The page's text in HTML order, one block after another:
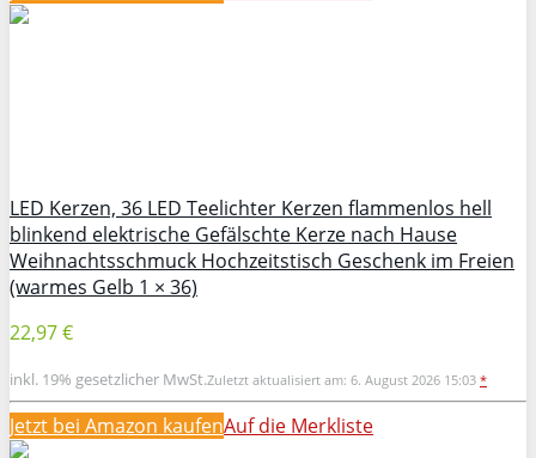
LED Kerzen, 36 LED Teelichter Kerzen flammenlos hell
blinkend elektrische Gefälschte Kerze nach Hause
Weihnachtsschmuck Hochzeitstisch Geschenk im Freien
(warmes Gelb 1 × 36)
22,97 €
inkl. 19% gesetzlicher MwSt.Zuletzt aktualisiert am: 6. August 2026 15:03 *
Jetzt bei Amazon kaufenAuf die Merkliste